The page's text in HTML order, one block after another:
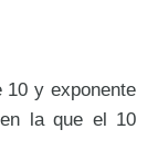
y exponente
la que el 10